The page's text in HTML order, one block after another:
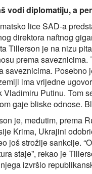
vodi diplomatiju, a
lice SAD-a
direktora naftnog
Tillerson je na nizu
prema
saveznicima. Posebno
ima vrijedne
Vladimiru Putinu. Tom
gaje bliske odnose.
je, međutim, prema
Krima, Ukrajini
još strožije sankcije.
staje”, rekao je
izvršio